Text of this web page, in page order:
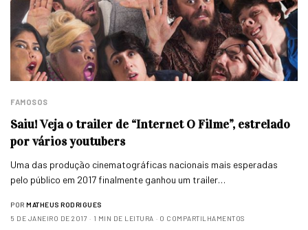
FAMOSOS
Saiu! Veja o trailer de “Internet O Filme”, estrelado
por vários youtubers
Uma das produção cinematográficas nacionais mais esperadas
pelo público em 2017 finalmente ganhou um trailer…
POR MATHEUS RODRIGUES
5 DE JANEIRO DE 2017
1 MIN DE LEITURA 0 COMPARTILHAMENTOS